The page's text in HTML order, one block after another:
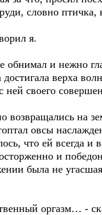
словно птичка,
я.
обнимал и нежно
верха
своего
на
овсы
что ей всегда и
и
была не
оргазм… -